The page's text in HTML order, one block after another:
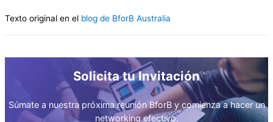
Texto original en el blog de BforB Australia
Solicita tu Invitación
Súmate a nuestra próxima reunión BforB y comienza a hacer un
networking efectivo.